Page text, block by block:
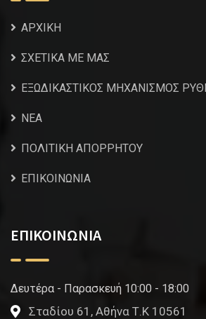
ΑΡΧΙΚΗ
ΣΧΕΤΙΚΑ ΜΕ ΜΑΣ
ΕΞΩΔΙΚΑΣΤΙΚΟΣ ΜΗΧΑΝΙΣΜΟΣ
NEA
ΠΟΛΙΤΙΚΗ ΑΠΟΡΡΗΤΟΥ
ΕΠΙΚΟΙΝΩΝΙΑ
ΕΠΙΚΟΙΝΩΝΙΑ
Δευτέρα - Παρασκευή 10:00 - 18:00
Σταδίου 61, Αθήνα Τ.Κ 10561